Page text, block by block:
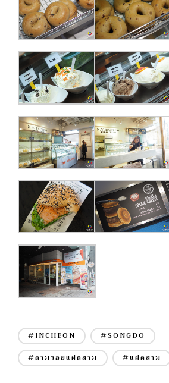
#INCHEON
#SONGDO
#ตามรอยแฝดสาม
#แฝดสาม